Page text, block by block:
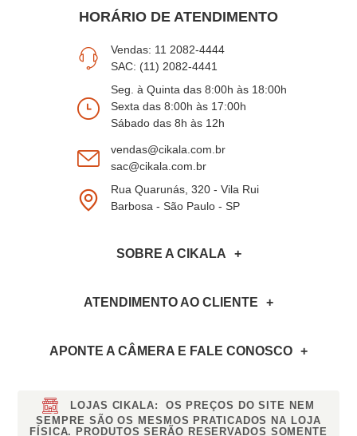
HORÁRIO DE ATENDIMENTO
Vendas: 11 2082-4444
SAC: (11) 2082-4441
Seg. à Quinta das 8:00h às 18:00h
Sexta das 8:00h às 17:00h
Sábado das 8h às 12h
vendas@cikala.com.br
sac@cikala.com.br
Rua Quarunás, 320 - Vila Rui
Barbosa - São Paulo - SP
SOBRE A CIKALA
ATENDIMENTO AO CLIENTE
APONTE A CÂMERA E FALE CONOSCO
LOJAS CIKALA:
OS PREÇOS DO SITE NEM
SEMPRE SÃO OS MESMOS PRATICADOS NA LOJA
FÍSICA. PRODUTOS SERÃO RESERVADOS SOMENTE